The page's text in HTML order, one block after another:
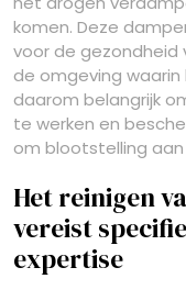
komen. Deze
voor de gezondheid
de omgeving
daarom belangrijk
te werken en
om blootstelling
Het reinigen
vereist
expertise